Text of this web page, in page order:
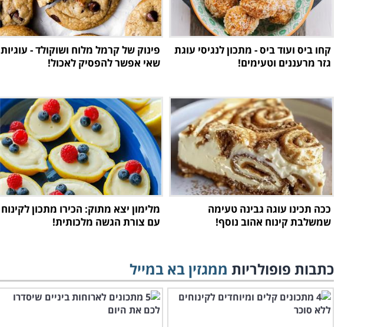
קחו ביס ועוד ביס - מתכון לנגיסי עוגת
גזר מרעננים וטעימים!
פינוק של קרמל מלוח ושוקולד - עוגיות
שאי אפשר להפסיק לאכול!
ככה תכינו עוגה גבינה טעימה
שמשלבת קינוח אהוב נוסף!
מלימון יצא מתוק: הכירו מתכון לקינוח
עם צורת הגשה מלכותית!
כתבות פופולריות ממגזין בא במייל